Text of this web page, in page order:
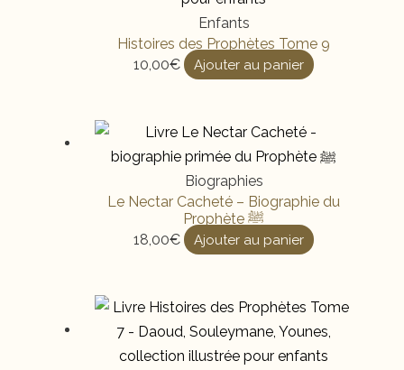
Enfants
Histoires des Prophètes Tome 9
10,00€ Ajouter au panier
Biographies
Le Nectar Cacheté – Biographie du
Prophète ﷺ
18,00€ Ajouter au panier